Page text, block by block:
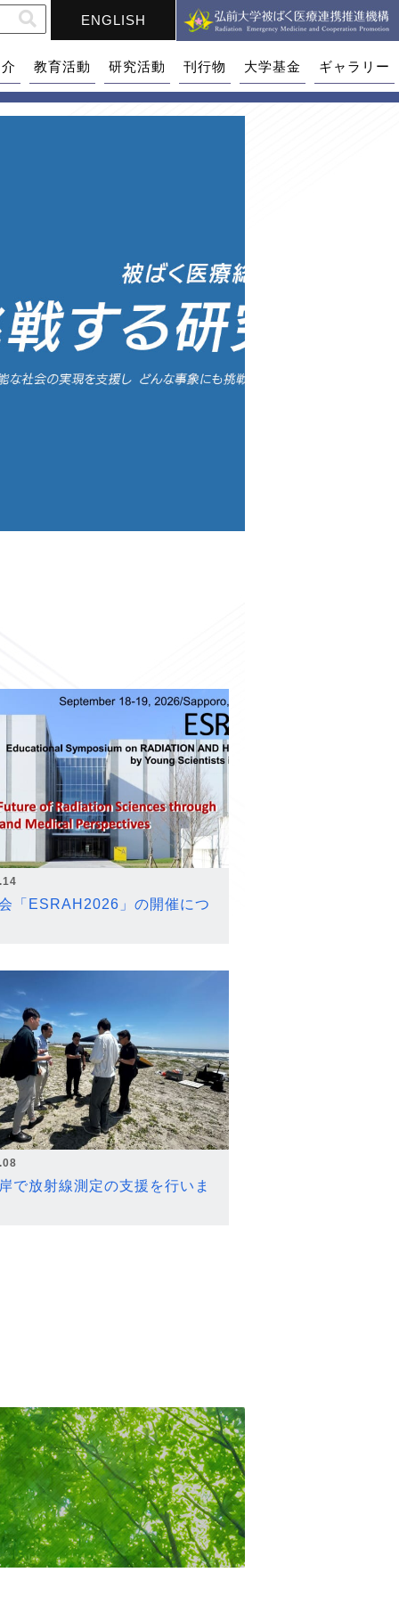
ENGLISH
教育活動 研究活動 刊行物 大学基金 ギャラリー
「ESRAH2026」の開催につ
で放射線測定の支援を行いま